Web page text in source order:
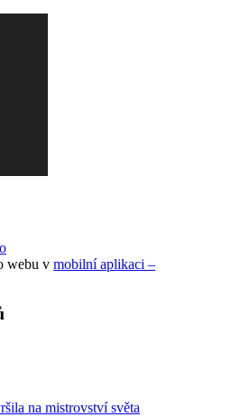
webu v mobilní aplikaci –
na mistrovství světa